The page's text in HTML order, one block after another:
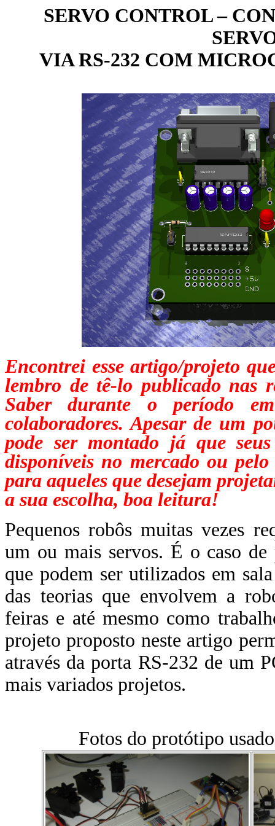
SERVO CONTROL –
VIA RS-232 COM
Encontrei esse artigo/projeto
lembro de tê-lo publicado nas
Saber durante o período
colaboradores. Apesar de um
pode ser montado já que
disponíveis no mercado ou
para aqueles que desejam
a sua escolha, boa leitura!
Pequenos robôs muitas vezes
um ou mais servos. É o caso de
que podem ser utilizados em
das teorias que envolvem a
feiras e até mesmo como
projeto proposto neste artigo
através da porta RS-232 de um
mais variados projetos.
Fotos do protótipo